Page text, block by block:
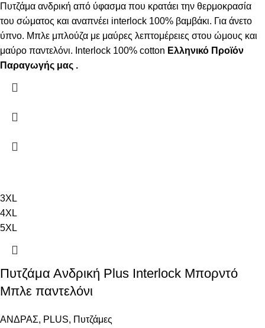
Πυτζάμα ανδρική από ύφασμα που κρατάει την θερμοκρασία
του σώματος και αναπνέει interlock 100% βαμβάκι. Για άνετο
ύπνο. Μπλε μπλούζα με μαύρες λεπτομέρειες στου ώμους και
μαύρο παντελόνι. Interlock 100% cotton Ελληνικό Προϊόν
Παραγωγής μας .
3XL
4XL
5XL
Πυτζάμα Ανδρική Plus Interlock Μπορντό
Μπλε παντελόνι
ΑΝΔΡΑΣ, PLUS, Πυτζάμες